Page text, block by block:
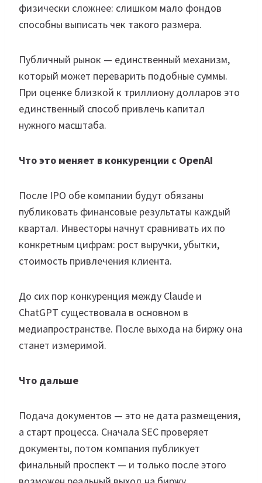
физически сложнее: слишком мало фондов
способны выписать чек такого размера.
Публичный рынок — единственный механизм,
который может переварить подобные суммы.
При оценке близкой к триллиону долларов это
единственный способ привлечь капитал
нужного масштаба.
Что это меняет в конкуренции с OpenAI
После IPO обе компании будут обязаны
публиковать финансовые результаты каждый
квартал. Инвесторы начнут сравнивать их по
конкретным цифрам: рост выручки, убытки,
стоимость привлечения клиента.
До сих пор конкуренция между Claude и
ChatGPT существовала в основном в
медиапространстве. После выхода на биржу она
станет измеримой.
Что дальше
Подача документов — это не дата размещения,
а старт процесса. Сначала SEC проверяет
документы, потом компания публикует
финальный проспект — и только после этого